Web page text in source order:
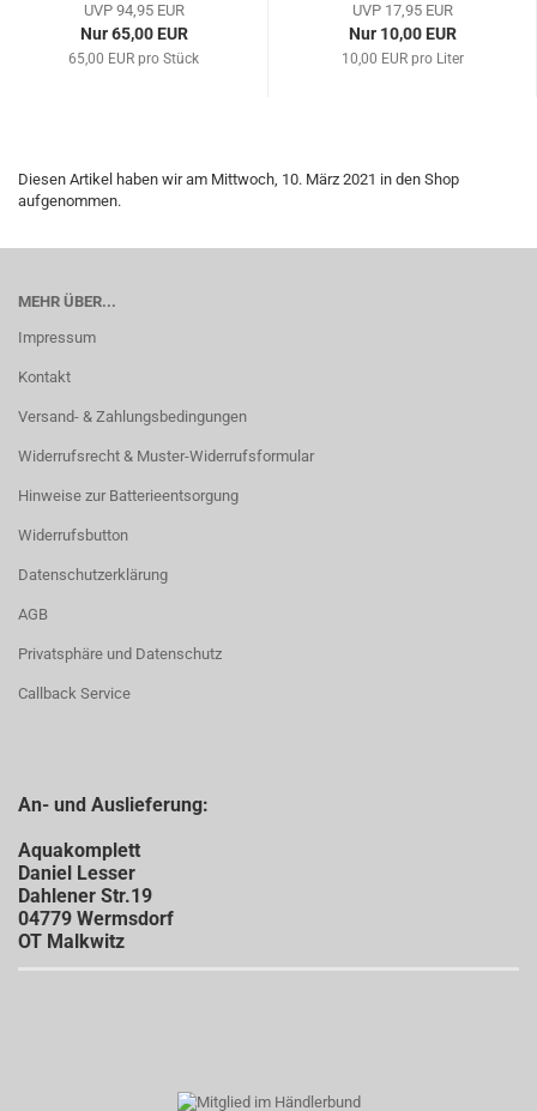
UVP 94,95 EUR
Nur 65,00 EUR
65,00 EUR pro Stück
UVP 17,95 EUR
Nur 10,00 EUR
10,00 EUR pro Liter
Diesen Artikel haben wir am Mittwoch, 10. März 2021 in den Shop
aufgenommen.
MEHR ÜBER...
Impressum
Kontakt
Versand- & Zahlungsbedingungen
Widerrufsrecht & Muster-Widerrufsformular
Hinweise zur Batterieentsorgung
Widerrufsbutton
Datenschutzerklärung
AGB
Privatsphäre und Datenschutz
Callback Service
An- und Auslieferung:
Aquakomplett
Daniel Lesser
Dahlener Str.19
04779 Wermsdorf
OT Malkwitz